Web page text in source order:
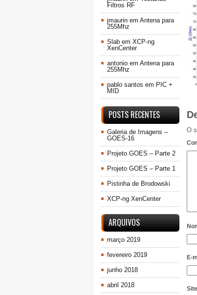
O
E-
Site
Filtros RF
jmaurin em Antena para
255Mhz
Slab em XCP-ng
XenCenter
antonio em Antena para
255Mhz
pablo santos em PIC +
MID
POSTS RECENTES
Galeria de Imagens –
GOES-16
Projeto GOES – Parte 2
Projeto GOES – Parte 1
Pistinha de Brodowski
XCP-ng XenCenter
ARQUIVOS
março 2019
fevereiro 2019
junho 2018
abril 2018